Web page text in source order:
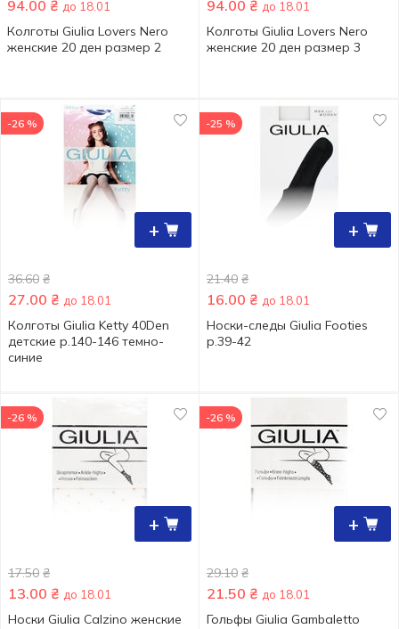
94.00 ₴ до 18.01
Колготы Giulia Lovers Nero
женские 20 ден размер 2
94.00 ₴ до 18.01
Колготы Giulia Lovers Nero
женские 20 ден размер 3
+
-26 %
36.60 ₴
27.00 ₴ до 18.01
Колготы Giulia Ketty 40Den
детские р.140-146 темно-
синие
+
-25 %
21.40 ₴
16.00 ₴ до 18.01
Носки-следы Giulia Footies
р.39-42
+
-26 %
17.50 ₴
13.00 ₴ до 18.01
Носки Giulia Calzino женские
+
-26 %
29.10 ₴
21.50 ₴ до 18.01
Гольфы Giulia Gambaletto